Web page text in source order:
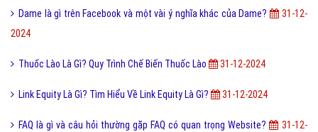
Dame là gì trên Facebook và một vài ý nghĩa khác của Dame?
31-12-
2024
Thuốc Lào Là Gì? Quy Trình Chế Biến Thuốc Lào 31-12-2024
Link Equity Là Gì? Tìm Hiểu Về Link Equity Là Gì? 31-12-2024
FAQ là gì và câu hỏi thường gặp FAQ có quan trọng Website?
31-12-